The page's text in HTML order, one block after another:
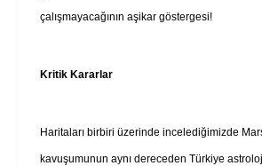
çalışmayacağının aşikar göstergesi!
Kritik Kararlar
Haritaları birbiri üzerinde incelediğimizde
kavuşumunun aynı dereceden Türkiye